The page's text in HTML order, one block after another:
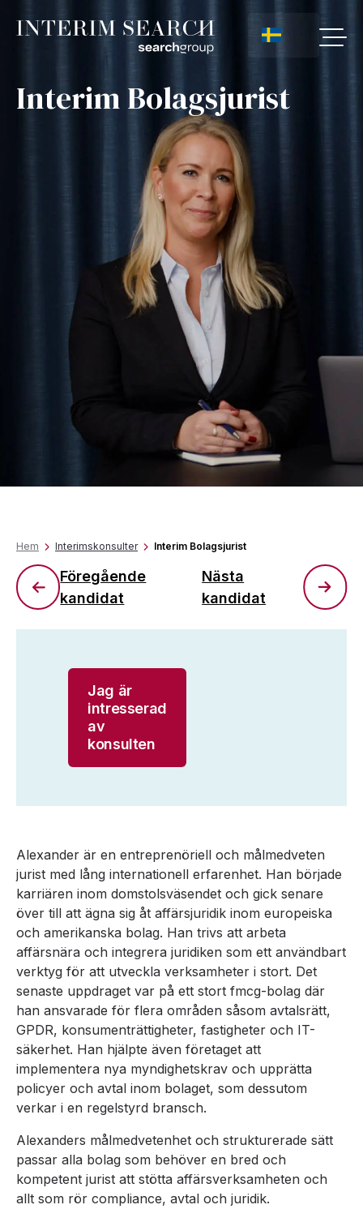
Interim Bolagsjurist
Hem Interimskonsulter Interim Bolagsjurist
Föregående
kandidat
Nästa
kandidat
Jag är
intresserad
av
konsulten
Alexander är en entreprenöriell och målmedveten
jurist med lång internationell erfarenhet. Han började
karriären inom domstolsväsendet och gick senare
över till att ägna sig åt affärsjuridik inom europeiska
och amerikanska bolag. Han trivs att arbeta
affärsnära och integrera juridiken som ett användbart
verktyg för att utveckla verksamheter i stort. Det
senaste uppdraget var på ett stort fmcg-bolag där
han ansvarade för flera områden såsom avtalsrätt,
GPDR, konsumenträttigheter, fastigheter och IT-
säkerhet. Han hjälpte även företaget att
implementera nya myndighetskrav och upprätta
policyer och avtal inom bolaget, som dessutom
verkar i en regelstyrd bransch.
Alexanders målmedvetenhet och strukturerade sätt
passar alla bolag som behöver en bred och
kompetent jurist att stötta affärsverksamheten och
allt som rör compliance, avtal och juridik.